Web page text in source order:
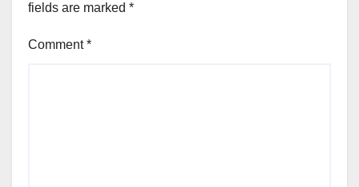
fields are marked *
Comment*